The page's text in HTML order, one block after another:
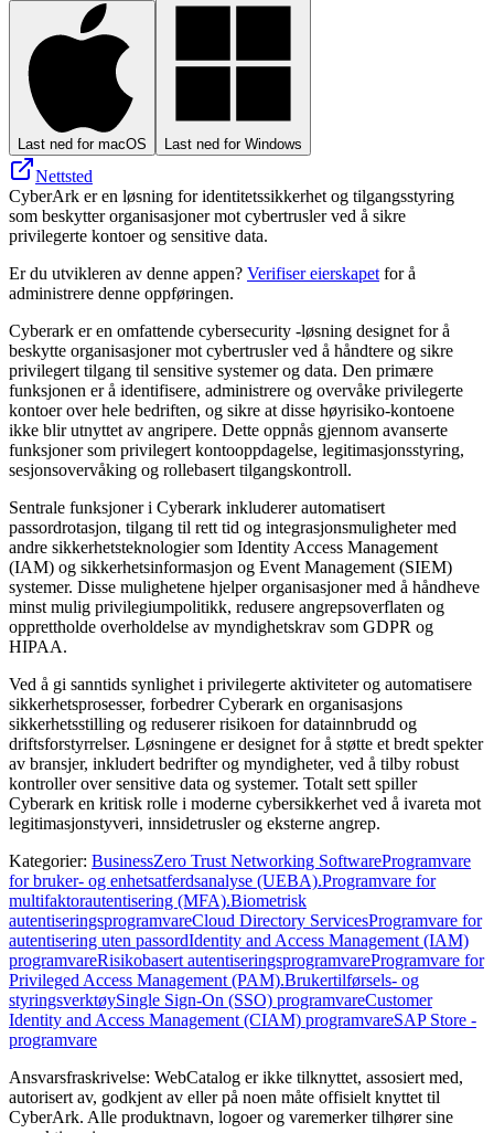
Last ned for macOS Last ned for Windows
Nettsted
CyberArk er en løsning for identitetssikkerhet og tilgangsstyring
som beskytter organisasjoner mot cybertrusler ved å sikre
privilegerte kontoer og sensitive data.
Er du utvikleren av denne appen? Verifiser eierskapet for å
administrere denne oppføringen.
Cyberark er en omfattende cybersecurity -løsning designet for å
beskytte organisasjoner mot cybertrusler ved å håndtere og sikre
privilegert tilgang til sensitive systemer og data. Den primære
funksjonen er å identifisere, administrere og overvåke privilegerte
kontoer over hele bedriften, og sikre at disse høyrisiko-kontoene
ikke blir utnyttet av angripere. Dette oppnås gjennom avanserte
funksjoner som privilegert kontooppdagelse, legitimasjonsstyring,
sesjonsovervåking og rollebasert tilgangskontroll.
Sentrale funksjoner i Cyberark inkluderer automatisert
passordrotasjon, tilgang til rett tid og integrasjonsmuligheter med
andre sikkerhetsteknologier som Identity Access Management
(IAM) og sikkerhetsinformasjon og Event Management (SIEM)
systemer. Disse mulighetene hjelper organisasjoner med å håndheve
minst mulig privilegiumpolitikk, redusere angrepsoverflaten og
opprettholde overholdelse av myndighetskrav som GDPR og
HIPAA.
Ved å gi sanntids synlighet i privilegerte aktiviteter og automatisere
sikkerhetsprosesser, forbedrer Cyberark en organisasjons
sikkerhetsstilling og reduserer risikoen for datainnbrudd og
driftsforstyrrelser. Løsningene er designet for å støtte et bredt spekter
av bransjer, inkludert bedrifter og myndigheter, ved å tilby robust
kontroller over sensitive data og systemer. Totalt sett spiller
Cyberark en kritisk rolle i moderne cybersikkerhet ved å ivareta mot
legitimasjonstyveri, innsidetrusler og eksterne angrep.
Kategorier: BusinessZero Trust Networking SoftwareProgramvare
for bruker- og enhetsatferdsanalyse (UEBA).Programvare for
multifaktorautentisering (MFA).Biometrisk
autentiseringsprogramvareCloud Directory ServicesProgramvare for
autentisering uten passordIdentity and Access Management (IAM)
programvareRisikobasert autentiseringsprogramvareProgramvare for
Privileged Access Management (PAM).Brukertilførsels- og
styringsverktøySingle Sign-On (SSO) programvareCustomer
Identity and Access Management (CIAM) programvareSAP Store -
programvare
Ansvarsfraskrivelse: WebCatalog er ikke tilknyttet, assosiert med,
autorisert av, godkjent av eller på noen måte offisielt knyttet til
CyberArk. Alle produktnavn, logoer og varemerker tilhører sine